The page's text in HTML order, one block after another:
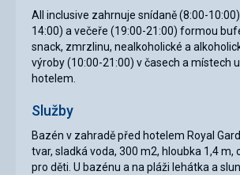
All inclusive zahrnuje snídaně (8:00-
14:00) a večeře (19:00-21:00) formou
snack, zmrzlinu, nealkoholické a
výroby (10:00-21:00) v časech a místech
hotelem.
Služby
Bazén v zahradě před hotelem Royal
tvar, sladká voda, 300 m2, hloubka 1,4 m,
pro děti. U bazénu a na pláži lehátka a